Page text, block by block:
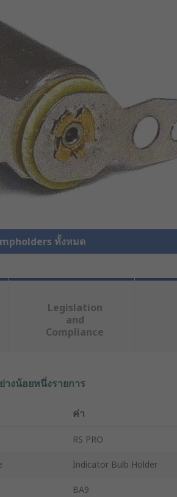
ทั้งหมด
Legislation
and
Compliance
งน้อยหนึ่งรายการ
ค่า
RS PRO
Indicator Bulb Holder
BA9